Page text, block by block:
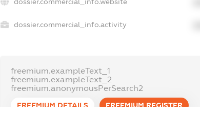
dossier.commercial_info.activity
freemium.exampleText_1
freemium.exampleText_2
freemium.anonymousPerSearch2
FREEMIUM.DETAILS FREEMIUM.REGISTER